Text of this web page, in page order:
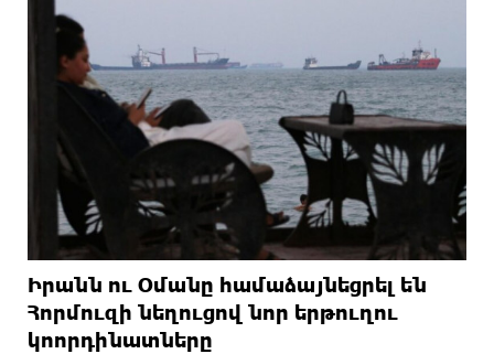
Իրանն ու Օմանը համաձայնեցրել են
Հորմուզի նեղուցով նոր երթուղու
կոորդինատները